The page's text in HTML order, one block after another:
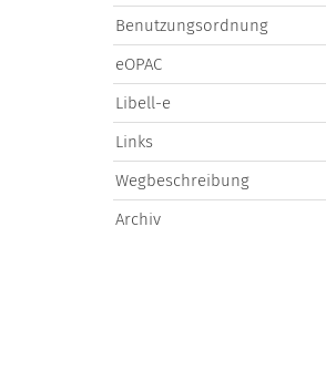
Benutzungsordnung
eOPAC
Libell-e
Links
Wegbeschreibung
Archiv